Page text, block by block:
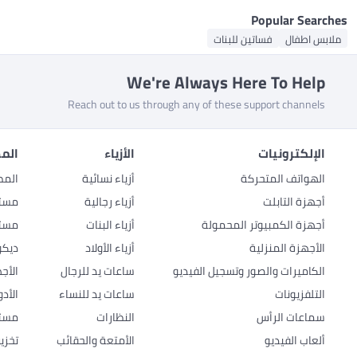
Popular Searches
ملابس اطفال فساتين للبنات
We're Always Here To Help
Reach out to us through any of these support channels
الإلكترونيات
الهواتف المتحركة
أجهزة التابلت
أجهزة الكمبيوتر المحمولة
الأجهزة المنزلية
الكاميرات والصور وتسجيل الفيديو
التلفزيونات
سماعات الرأس
ألعاب الفيديو
الأزياء
أزياء نسائية
أزياء رجالية
أزياء البنات
أزياء الأولاد
ساعات يد للرجال
ساعات يد للنساء
النظارات
الأمتعة والحقائب